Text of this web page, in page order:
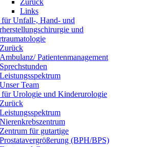
Zurück
Links
Unfall-, Hand- und
und
Zurück
Ambulanz/ Patientenmanagement
Sprechstunden
Leistungsspektrum
Unser Team
Urologie und Kinderurologie
Zurück
Leistungsspektrum
Nierenkrebszentrum
Zentrum für gutartige
Prostatavergrößerung (BPH/BPS)